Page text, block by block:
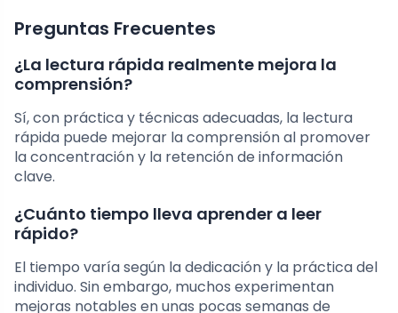
Preguntas Frecuentes
¿La lectura rápida realmente mejora la
comprensión?
Sí, con práctica y técnicas adecuadas, la lectura
rápida puede mejorar la comprensión al promover
la concentración y la retención de información
clave.
¿Cuánto tiempo lleva aprender a leer
rápido?
El tiempo varía según la dedicación y la práctica del
individuo. Sin embargo, muchos experimentan
mejoras notables en unas pocas semanas de